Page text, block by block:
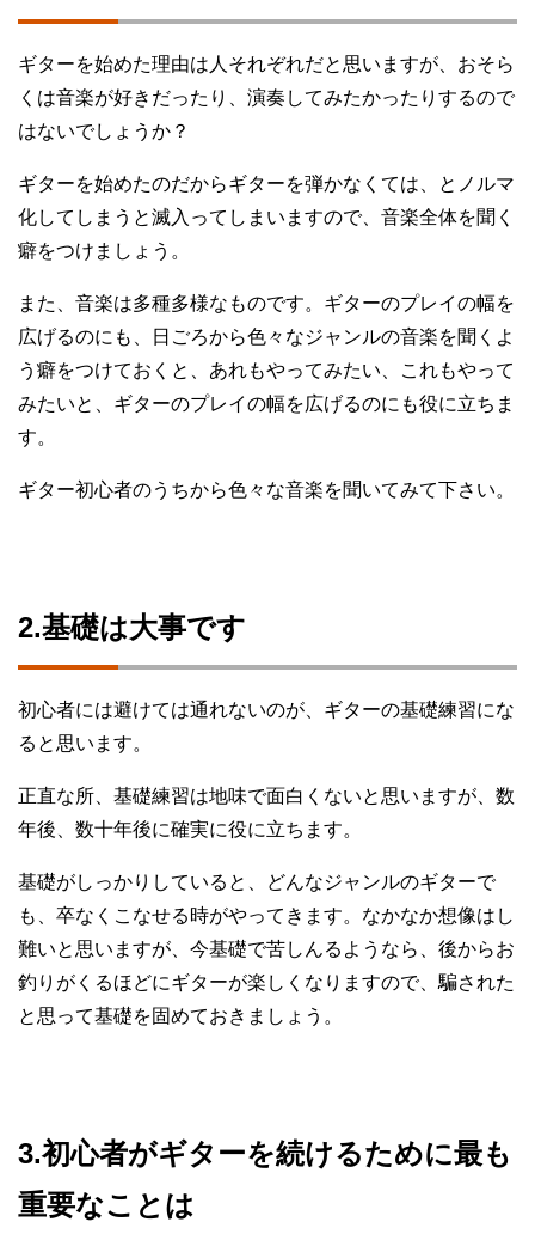
ギターを始めた理由は人それぞれだと思いますが、おそら
くは音楽が好きだったり、演奏してみたかったりするので
はないでしょうか？
ギターを始めたのだからギターを弾かなくては、とノルマ
化してしまうと滅入ってしまいますので、音楽全体を聞く
癖をつけましょう。
また、音楽は多種多様なものです。ギターのプレイの幅を
広げるのにも、日ごろから色々なジャンルの音楽を聞くよ
う癖をつけておくと、あれもやってみたい、これもやって
みたいと、ギターのプレイの幅を広げるのにも役に立ちま
す。
ギター初心者のうちから色々な音楽を聞いてみて下さい。
2.基礎は大事です
初心者には避けては通れないのが、ギターの基礎練習にな
ると思います。
正直な所、基礎練習は地味で面白くないと思いますが、数
年後、数十年後に確実に役に立ちます。
基礎がしっかりしていると、どんなジャンルのギターで
も、卒なくこなせる時がやってきます。なかなか想像はし
難いと思いますが、今基礎で苦しんるようなら、後からお
釣りがくるほどにギターが楽しくなりますので、騙された
と思って基礎を固めておきましょう。
3.初心者がギターを続けるために最も
重要なことは